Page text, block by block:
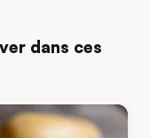
dans ces